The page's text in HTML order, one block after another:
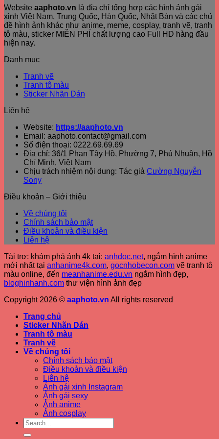
Website aaphoto.vn là địa chỉ tổng hợp các hình ảnh gái
xinh Việt Nam, Trung Quốc, Hàn Quốc, Nhật Bản và các chủ
đề hình ảnh khác như anime, meme, cosplay, tranh vẽ, tranh
tô màu, sticker MIỄN PHÍ chất lượng cao Full HD hàng đầu
hiện nay.
Danh mục
Tranh vẽ
Tranh tô màu
Sticker Nhãn Dán
Liên hệ
Website: https://aaphoto.vn
Email: aaphoto.contact@gmail.com
Số điện thoại: 0222.69.69.69
Địa chỉ: 36/1 Phan Tây Hồ, Phường 7, Phú Nhuận, Hồ
Chí Minh, Việt Nam
Chịu trách nhiệm nội dung: Tác giả Cường Nguyễn
Sony
Điều khoản – Giới thiệu
Về chúng tôi
Chính sách bảo mật
Điều khoản và điều kiện
Liên hệ
Tài trợ: khám phá ảnh 4k tại: anhdoc.net, ngắm hình anime
mới nhất tại anhanime4k.com, gocnhobecon.com vẽ tranh tô
màu online, đến meanhanime.edu.vn ngắm hình đẹp,
bloghinhanh.com thư viện hình ảnh đẹp
Copyright 2026 © aaphoto.vn All rights reserved
Trang chủ
Sticker Nhãn Dán
Tranh tô màu
Tranh vẽ
Về chúng tôi
Chính sách bảo mật
Điều khoản và điều kiện
Liên hệ
Ảnh gái xinh Instagram
Ảnh gái sexy
Ảnh anime
Ảnh cosplay